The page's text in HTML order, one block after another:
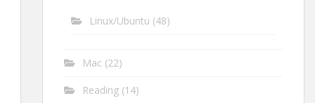
Linux/Ubuntu (48)
Mac (22)
Reading(14)